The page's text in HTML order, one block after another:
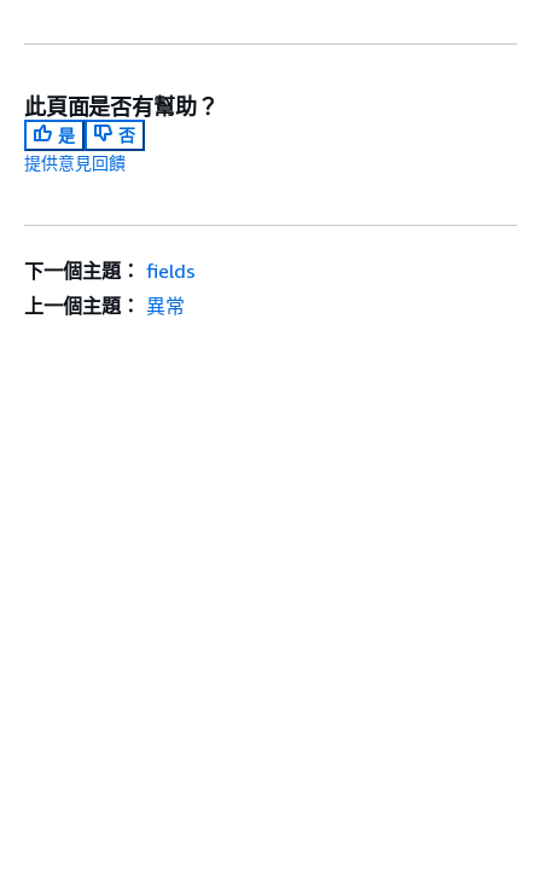
此頁面是否有幫助？
是
否
提供意見回饋
下一個主題： fields
上一個主題： 異常